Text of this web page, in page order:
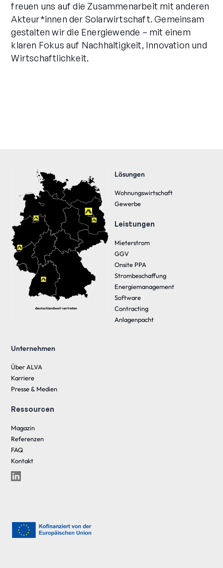
freuen uns auf die Zusammenarbeit mit anderen
Akteur*innen der Solarwirtschaft. Gemeinsam
gestalten wir die Energiewende – mit einem
klaren Fokus auf Nachhaltigkeit, Innovation und
Wirtschaftlichkeit.
Lösungen
Wohnungswirtschaft
Gewerbe
Leistungen
Mieterstrom
GGV
Onsite PPA
Strombeschaffung
Energiemanagement
Software
Contracting
Anlagenpacht
Unternehmen
Über ALVA
Karriere
Presse & Medien
Ressourcen
Magazin
Referenzen
FAQ
Kontakt